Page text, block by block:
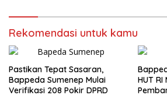
Rekomendasi untuk kamu
Pastikan Tepat Sasaran,
Bappeda Sumenep Mulai
Verifikasi 208 Pokir DPRD
HUT